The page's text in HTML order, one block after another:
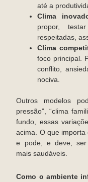
até a
Clima
propor,
respeitadas,
Clima
foco principal.
conflito,
nociva.
Outros modelos
pressão”, “clima
fundo, essas
acima. O que
e pode, e deve, ser
mais saudáveis.
Como o ambiente